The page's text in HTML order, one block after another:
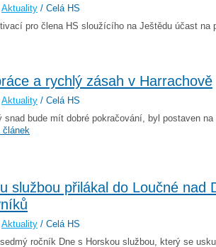
Aktuality / Celá HS
pro člena HS sloužícího na Ještědu účast na
a rychlý zásah v Harrachově
Aktuality / Celá HS
snad bude mít dobré pokračování, byl postaven na
článek
službou přilákal do Loučné nad
Aktuality / Celá HS
ročník Dne s Horskou službou, který se